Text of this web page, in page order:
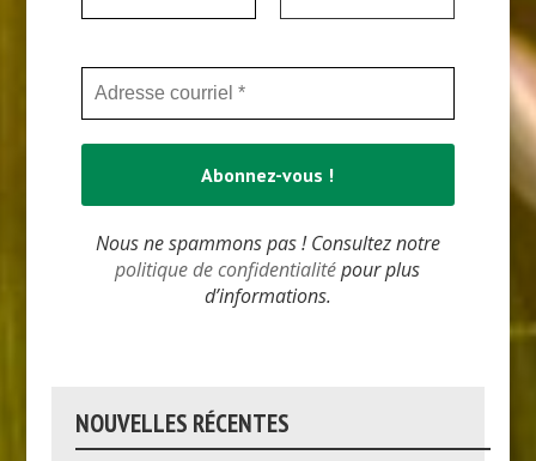
Nous ne spammons pas ! Consultez notre
politique de confidentialitépour plus
d’informations.
NOUVELLES RÉCENTES